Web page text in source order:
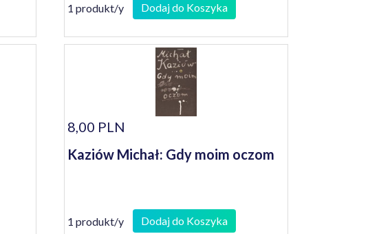
1 produkt/y Dodaj do Koszyka
8,00 PLN
Kaziów Michał: Gdy moim oczom
1 produkt/y Dodaj do Koszyka